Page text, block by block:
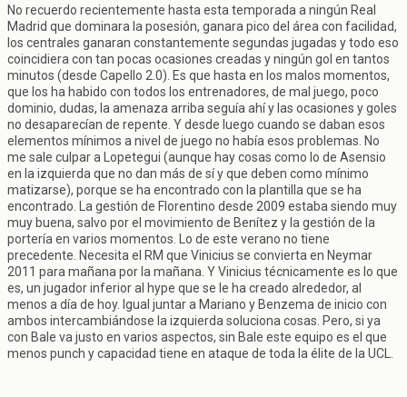
No recuerdo recientemente hasta esta temporada a ningún Real
Madrid que dominara la posesión, ganara pico del área con facilidad,
los centrales ganaran constantemente segundas jugadas y todo eso
coincidiera con tan pocas ocasiones creadas y ningún gol en tantos
minutos (desde Capello 2.0). Es que hasta en los malos momentos,
que los ha habido con todos los entrenadores, de mal juego, poco
dominio, dudas, la amenaza arriba seguía ahí y las ocasiones y goles
no desaparecían de repente. Y desde luego cuando se daban esos
elementos mínimos a nivel de juego no había esos problemas. No
me sale culpar a Lopetegui (aunque hay cosas como lo de Asensio
en la izquierda que no dan más de sí y que deben como mínimo
matizarse), porque se ha encontrado con la plantilla que se ha
encontrado. La gestión de Florentino desde 2009 estaba siendo muy
muy buena, salvo por el movimiento de Benítez y la gestión de la
portería en varios momentos. Lo de este verano no tiene
precedente. Necesita el RM que Vinicius se convierta en Neymar
2011 para mañana por la mañana. Y Vinicius técnicamente es lo que
es, un jugador inferior al hype que se le ha creado alrededor, al
menos a día de hoy. Igual juntar a Mariano y Benzema de inicio con
ambos intercambiándose la izquierda soluciona cosas. Pero, si ya
con Bale va justo en varios aspectos, sin Bale este equipo es el que
menos punch y capacidad tiene en ataque de toda la élite de la UCL.